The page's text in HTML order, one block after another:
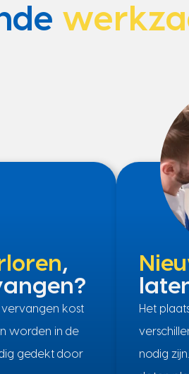
,
vervangen kost
worden in de
gedekt door
Het
nodig